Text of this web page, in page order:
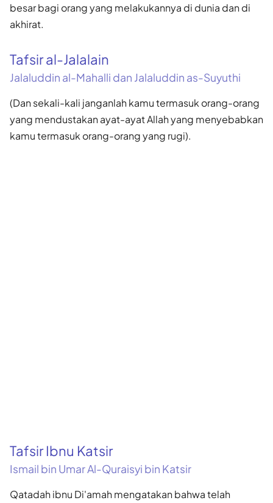
besar bagi orang yang melakukannya di dunia dan di
akhirat.
Tafsir al-Jalalain
Jalaluddin al-Mahalli dan Jalaluddin as-Suyuthi
(Dan sekali-kali janganlah kamu termasuk orang-orang
yang mendustakan ayat-ayat Allah yang menyebabkan
kamu termasuk orang-orang yang rugi).
Tafsir Ibnu Katsir
Ismail bin Umar Al-Quraisyi bin Katsir
Qatadah ibnu Di'amah mengatakan bahwa telah